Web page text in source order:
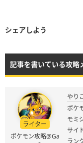
シェアしよう
記事を書いている攻略
ライター
ポケモン攻略@Ga
やり
ポケ
モミ
サイ